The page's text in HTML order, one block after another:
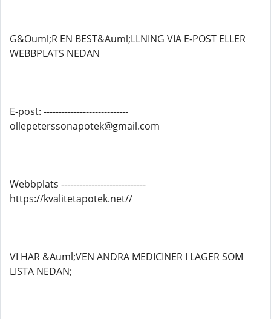
G&Ouml;R EN BEST&Auml;LLNING VIA E-POST ELLER
WEBBPLATS NEDAN
E-post: ----------------------------
ollepeterssonapotek@gmail.com
Webbplats ----------------------------
https://kvalitetapotek.net//
VI HAR &Auml;VEN ANDRA MEDICINER I LAGER SOM
LISTA NEDAN;